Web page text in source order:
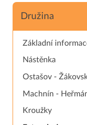
Družina
Základní
Nástěnka
Ostašov -
Machnín -
Kroužky